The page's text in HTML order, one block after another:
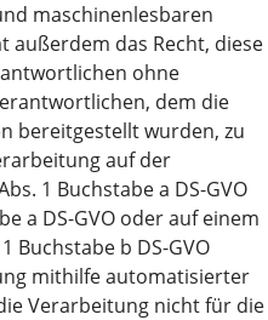
maschinenlesbaren
außerdem das Recht, diese
ohne
dem die
bereitgestellt wurden, zu
auf der
1 Buchstabe a DS-GVO
a DS-GVO oder auf einem
Buchstabe b DS-GVO
mithilfe automatisierter
Verarbeitung nicht für die